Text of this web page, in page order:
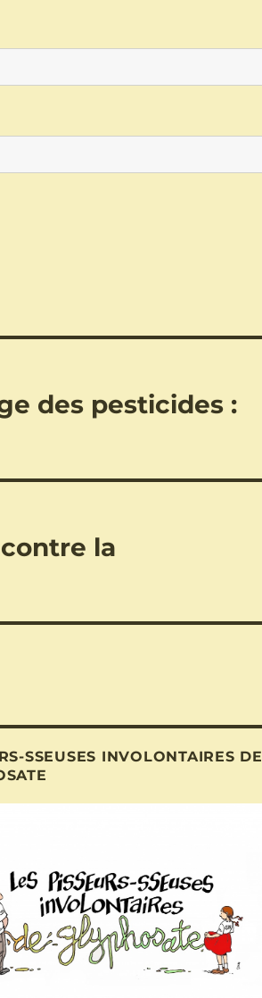
des pesticides :
la
SSEUSES INVOLONTAIRES DE